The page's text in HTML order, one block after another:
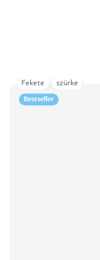
Bestseller
Fekete szürke